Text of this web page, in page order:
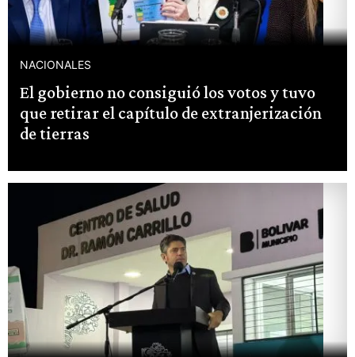
NACIONALES
El gobierno no consiguió los votos y tuvo
que retirar el capítulo de extranjerización
de tierras